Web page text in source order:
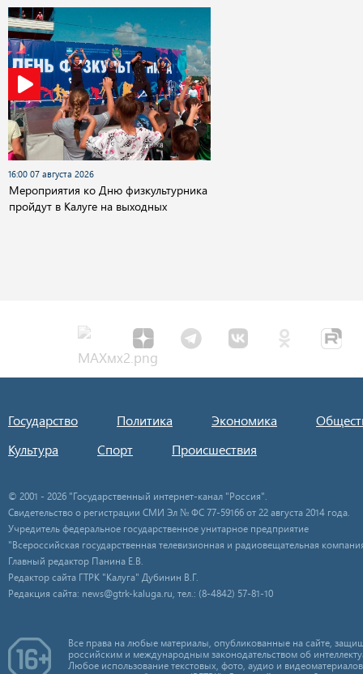
16:00 07 августа 2026
Мероприятия ко Дню физкультурника
пройдут в Калуге на выходных
Государство Политика Экономика
Культура
Спорт Происшествия
© 2001 - 2026 "Государственный интернет-канал "Россия".
Свидетельство о регистрации СМИ Эл № ФС 77-59166 от 22 августа 2014 года.
Учредитель федеральное государственное унитарное предприятие
"Всероссийская государственная телевизионная и радиовещательная
Главный редактор Панина Е.В.
Редактор сайта ГТРК "Калуга" Дубинин В.Г.
Редакция сайта: news@gtrk-kaluga.ru, тел.: (8-4842) 57-81-10
Все права на любые материалы, опубликованные на сайте,
российским и международным законодательством об
Любое использование текстовых, фото, аудио и